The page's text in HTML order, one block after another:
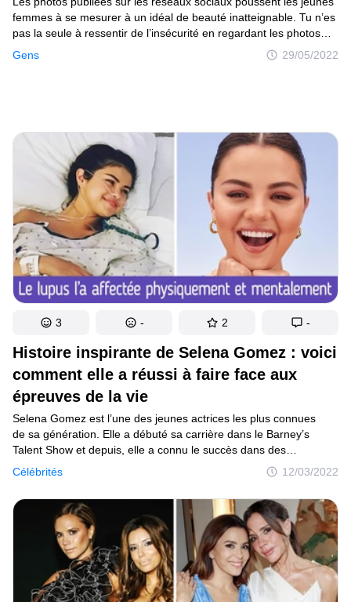
Gens 29/05/2022
femmes à se mesurer à un idéal de beauté inatteignable. Tu n’es
pas la seule à ressentir de l’insécurité en regardant les photos
parfaites et filtrées sur la toile. Même les célébrités, selon l’actrice
et chanteuse Selena Gomez, luttent avec les émotions de ne pas
Histoire inspirante de Selena Gomez : voici
comment elle a réussi à faire face aux
épreuves de la vie
Célébrités 12/03/2022
Selena Gomez est l’une des jeunes actrices les plus connues
de sa génération. Elle a débuté sa carrière dans le Barney’s
Talent Show et depuis, elle a connu le succès dans des
programmes télévisés, des films et en tant que chanteuse. Mais
tout n’a pas toujours été tout beau tout rose pour elle, puisque
récemment, elle a également lutté contre différents maux
physiques et psychologiques.
3 - 2 -